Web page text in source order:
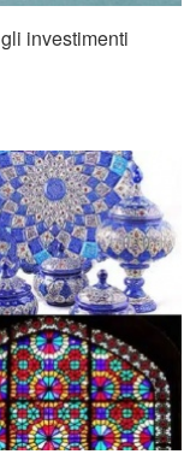
investimenti